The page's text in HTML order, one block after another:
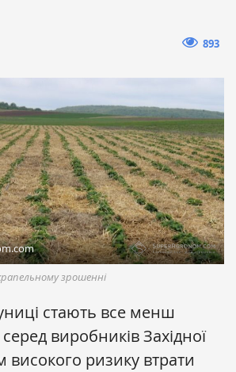
893
зрошенні
стають все менш
виробників Західної
високого ризику втрати